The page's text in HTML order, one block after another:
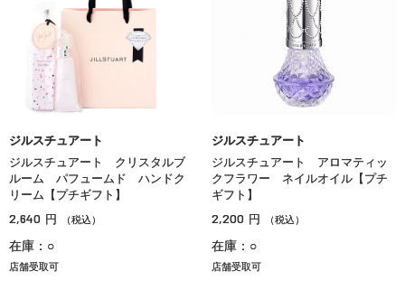
ジルスチュアート
ジルスチュアート クリスタルブ
ルーム パフュームド ハンドク
リーム【プチギフト】
2,640 円 （税込）
在庫：○
店舗受取可
ジルスチュアート
ジルスチュアート アロマティッ
クフラワー ネイルオイル【プチ
ギフト】
2,200 円 （税込）
在庫：○
店舗受取可